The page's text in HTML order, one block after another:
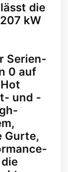
die
kW
Serien-
0 auf
und -
Gurte,